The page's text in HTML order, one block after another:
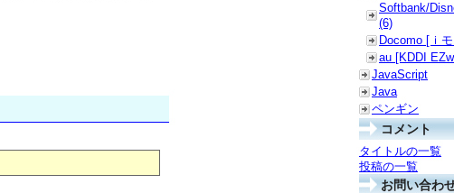
Softbank/
(6)
Docomo [ｉ
au [KDDI
JavaScript
Java
ペンギン
コメント
タイトルの一覧
投稿の一覧
お問い合わ